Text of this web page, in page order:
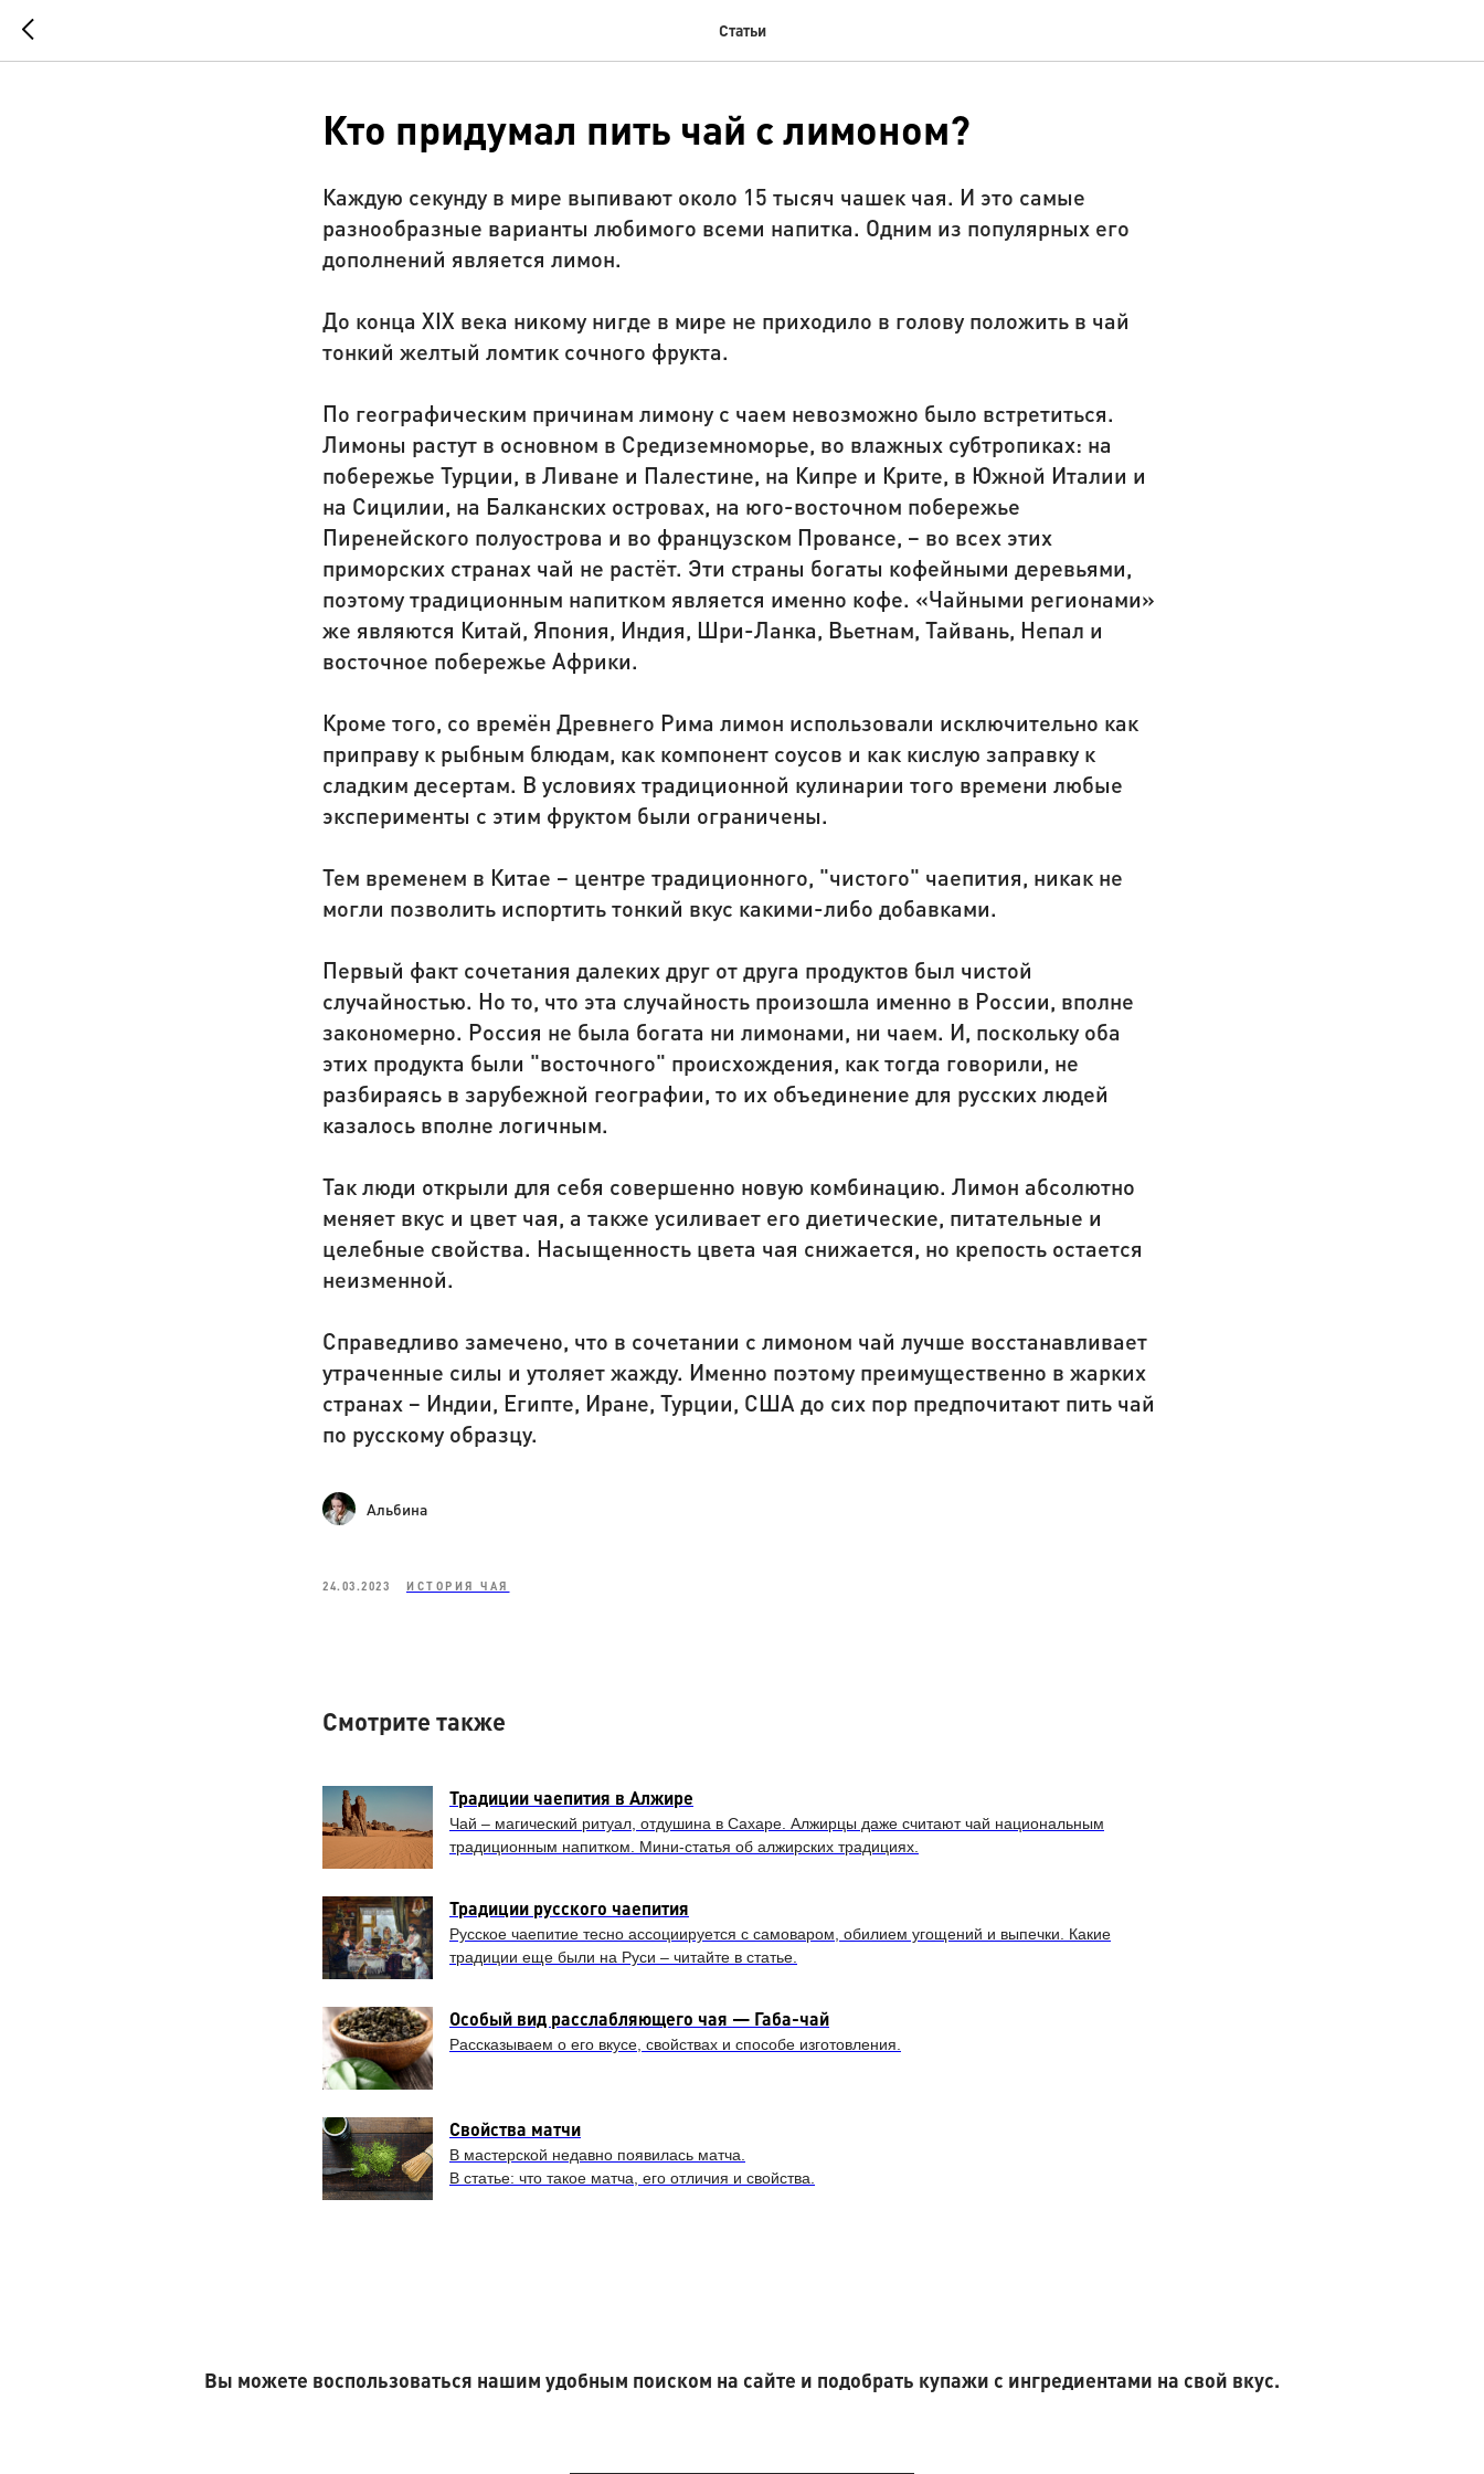
Статьи
Кто придумал пить чай с лимоном?
Каждую секунду в мире выпивают около 15 тысяч чашек чая. И это самые
разнообразные варианты любимого всеми напитка. Одним из популярных его
дополнений является лимон.
До конца XIX века никому нигде в мире не приходило в голову положить в чай
тонкий желтый ломтик сочного фрукта.
По географическим причинам лимону с чаем невозможно было встретиться.
Лимоны растут в основном в Средиземноморье, во влажных субтропиках: на
побережье Турции, в Ливане и Палестине, на Кипре и Крите, в Южной Италии и
на Сицилии, на Балканских островах, на юго-восточном побережье
Пиренейского полуострова и во французском Провансе, − во всех этих
приморских странах чай не растёт. Эти страны богаты кофейными деревьями,
поэтому традиционным напитком является именно кофе. «Чайными регионами»
же являются Китай, Япония, Индия, Шри-Ланка, Вьетнам, Тайвань, Непал и
восточное побережье Африки.
Кроме того, со времён Древнего Рима лимон использовали исключительно как
приправу к рыбным блюдам, как компонент соусов и как кислую заправку к
сладким десертам. В условиях традиционной кулинарии того времени любые
эксперименты с этим фруктом были ограничены.
Тем временем в Китае − центре традиционного, "чистого" чаепития, никак не
могли позволить испортить тонкий вкус какими-либо добавками.
Первый факт сочетания далеких друг от друга продуктов был чистой
случайностью. Но то, что эта случайность произошла именно в России, вполне
закономерно. Россия не была богата ни лимонами, ни чаем. И, поскольку оба
этих продукта были "восточного" происхождения, как тогда говорили, не
разбираясь в зарубежной географии, то их объединение для русских людей
казалось вполне логичным.
Так люди открыли для себя совершенно новую комбинацию. Лимон абсолютно
меняет вкус и цвет чая, а также усиливает его диетические, питательные и
целебные свойства. Насыщенность цвета чая снижается, но крепость остается
неизменной.
Справедливо замечено, что в сочетании с лимоном чай лучше восстанавливает
утраченные силы и утоляет жажду. Именно поэтому преимущественно в жарких
странах − Индии, Египте, Иране, Турции, США до сих пор предпочитают пить чай
по русскому образцу.
Альбина
24.03.2023 ИСТОРИЯ ЧАЯ
Смотрите также
Традиции чаепития в Алжире
Чай – магический ритуал, отдушина в Сахаре. Алжирцы даже считают чай национальным
традиционным напитком. Мини-статья об алжирских традициях.
Традиции русского чаепития
Русское чаепитие тесно ассоциируется с самоваром, обилием угощений и выпечки. Какие
традиции еще были на Руси – читайте в статье.
Особый вид расслабляющего чая — Габа-чай
Рассказываем о его вкусе, свойствах и способе изготовления.
Свойства матчи
В мастерской недавно появилась матча.
В статье: что такое матча, его отличия и свойства.
Вы можете воспользоваться нашим удобным поиском на сайте и подобрать купажи с ингредиентами на свой вкус.